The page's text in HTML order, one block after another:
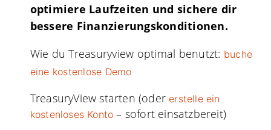
optimiere Laufzeiten und sichere dir
bessere Finanzierungskonditionen.
Wie du Treasuryview optimal benutzt: buche
eine kostenlose Demo
TreasuryView starten (oder erstelle ein
kostenloses Konto – sofort einsatzbereit)